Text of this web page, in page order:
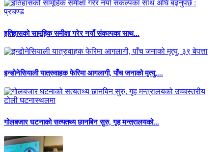
इतिहासको सामूहिक समीक्षा गरेर नयाँ संकल्पका साथ...
इन्डोनेसियाली यात्रुवाहक फेरिमा आगलागी, पाँच जनाको मृत्यु,...
गोलबजार घटनाको सत्यतथ्य छानबिन सुरु, गृह मन्त्रालयको...